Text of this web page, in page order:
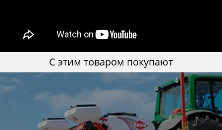
C этим товаром покупают